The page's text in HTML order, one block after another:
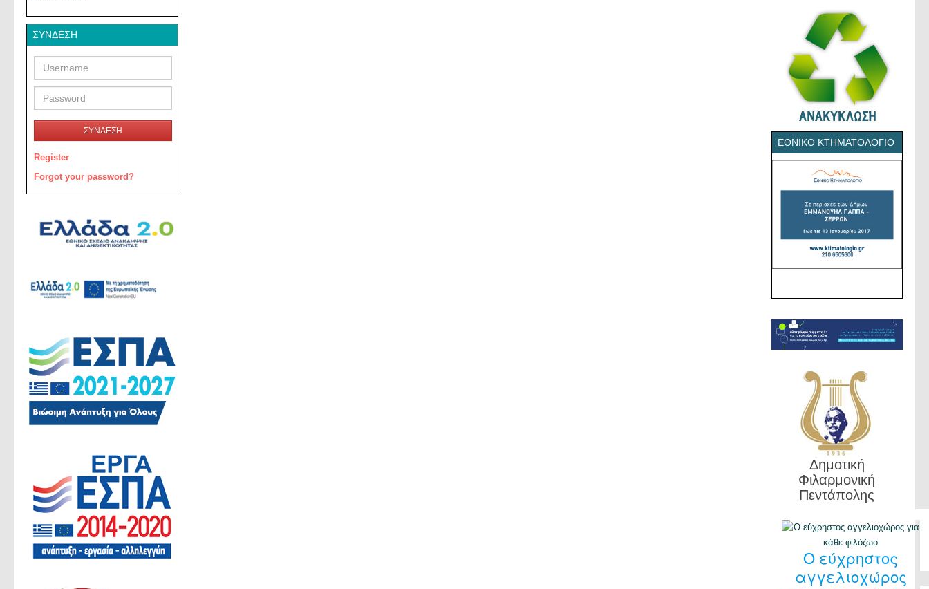
ΕΘΝΙΚΌ ΚΤΗΜΑΤΟΛΌΓΙΟ
Δημοτική
Φιλαρμονική
Πεντάπολης
Ο εύχρηστος
αγγελιοχώρος
ΣΎΝΔΕΣΗ
ΣΥΝΔΕΣΗ
Register
Forgot your password?